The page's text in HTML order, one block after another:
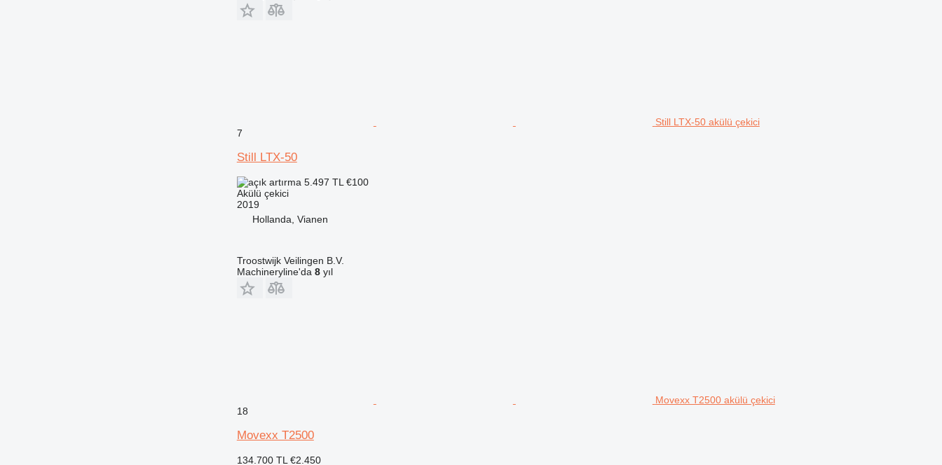
Still LTX-50 akülü çekici
7
Still LTX-50
5.497 TL €100
Akülü çekici
2019
Hollanda, Vianen
Troostwijk Veilingen B.V.
Machineryline'da 8yıl
Movexx T2500 akülü çekici
18
Movexx T2500
134.700 TL €2.450